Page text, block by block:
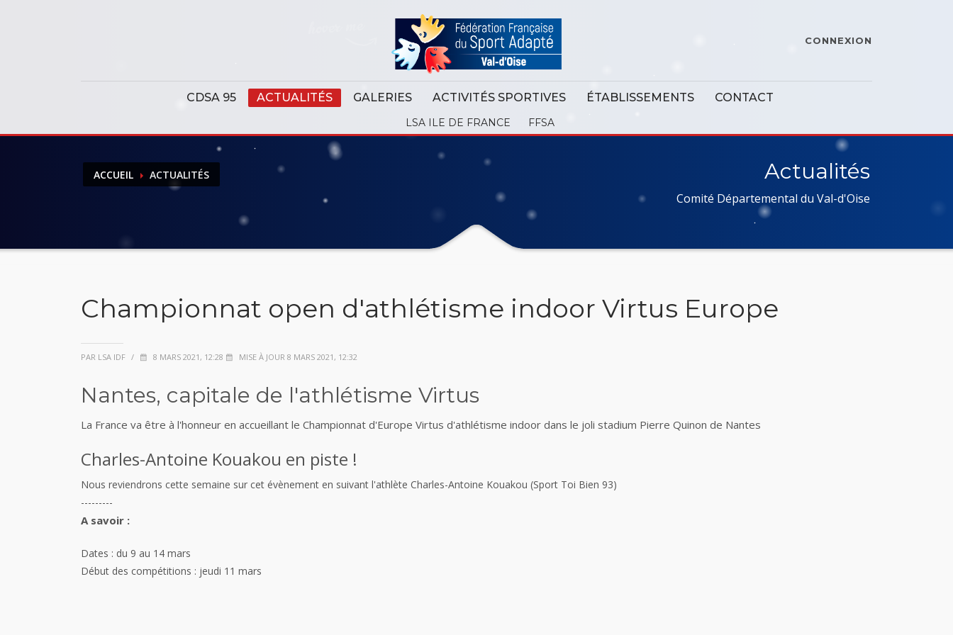
CONNEXION
CDSA 95 ACTUALITÉS GALERIES ACTIVITÉS SPORTIVES ÉTABLISSEMENTS CONTACT
LSA ILE DE FRANCE FFSA
ACCUEIL ACTUALITÉS Actualités
Comité Départemental du Val-d'Oise
Championnat open d'athlétisme indoor Virtus Europe
PAR LSA IDF / 8 MARS 2021, 12:28 MISE À JOUR 8 MARS 2021, 12:32
Nantes, capitale de l'athlétisme Virtus
La France va être à l'honneur en accueillant le Championnat d'Europe Virtus d'athlétisme indoor dans le joli stadium Pierre Quinon de Nantes
Charles-Antoine Kouakou en piste !
Nous reviendrons cette semaine sur cet évènement en suivant l'athlète Charles-Antoine Kouakou (Sport Toi Bien 93)
---------
A savoir :
Dates : du 9 au 14 mars
Début des compétitions : jeudi 11 mars